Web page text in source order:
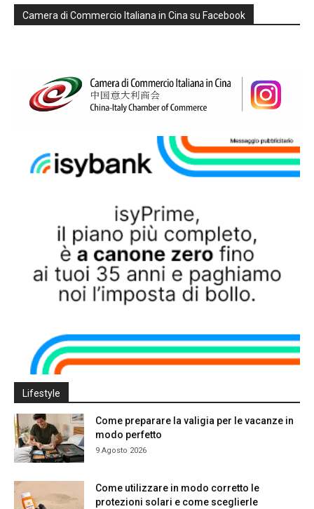
Camera di Commercio Italiana in Cina su Facebook
Lifestyle
Come preparare la valigia per le vacanze in
modo perfetto
9 Agosto 2026
Come utilizzare in modo corretto le
protezioni solari e come sceglierle